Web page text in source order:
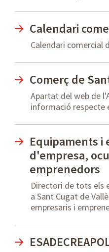
Calendari
Calendari comercial
Comerç de
Apartat del web de
informació respecte
Equipaments i
d'empresa,
emprenedors
Directori de tots els
a Sant Cugat de
empresaris i